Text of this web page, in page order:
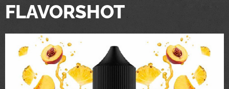
FLAVORSHOT